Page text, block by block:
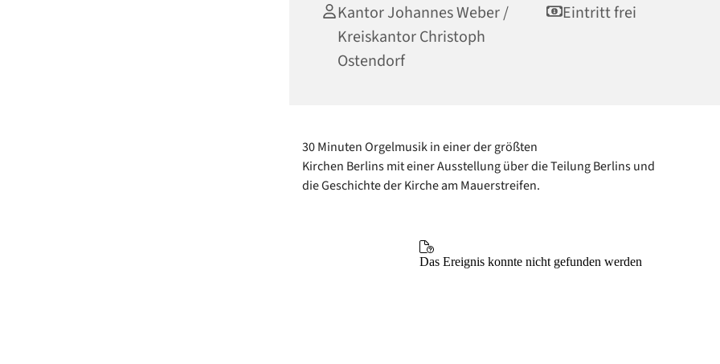
Kantor Johannes Weber /
Kreiskantor Christoph
Ostendorf
Eintritt frei
30 Minuten Orgelmusik in einer der größten
Kirchen Berlins mit einer Ausstellung über die Teilung Berlins und
die Geschichte der Kirche am Mauerstreifen.